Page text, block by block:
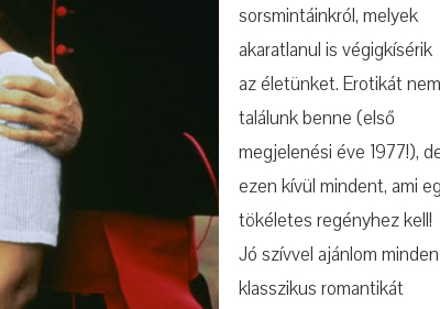
sorsmintáinkról, melyek
akaratlanul is végigkísérik
az életünket. Erotikát nem
találunk benne (első
megjelenési éve 1977!),
ezen kívül mindent, ami
tökéletes regényhez kell!
Jó szívvel ajánlom minden
klasszikus romantikát